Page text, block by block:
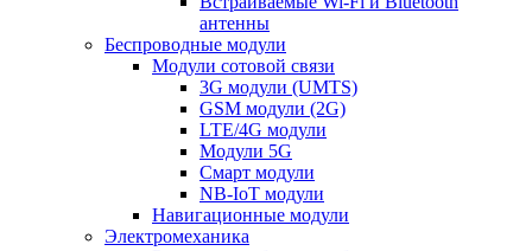
антенны
Беспроводные модули
Модули сотовой связи
3G модули (UMTS)
GSM модули (2G)
LTE/4G модули
Модули 5G
Смарт модули
NB-IoT модули
Навигационные модули
Электромеханика